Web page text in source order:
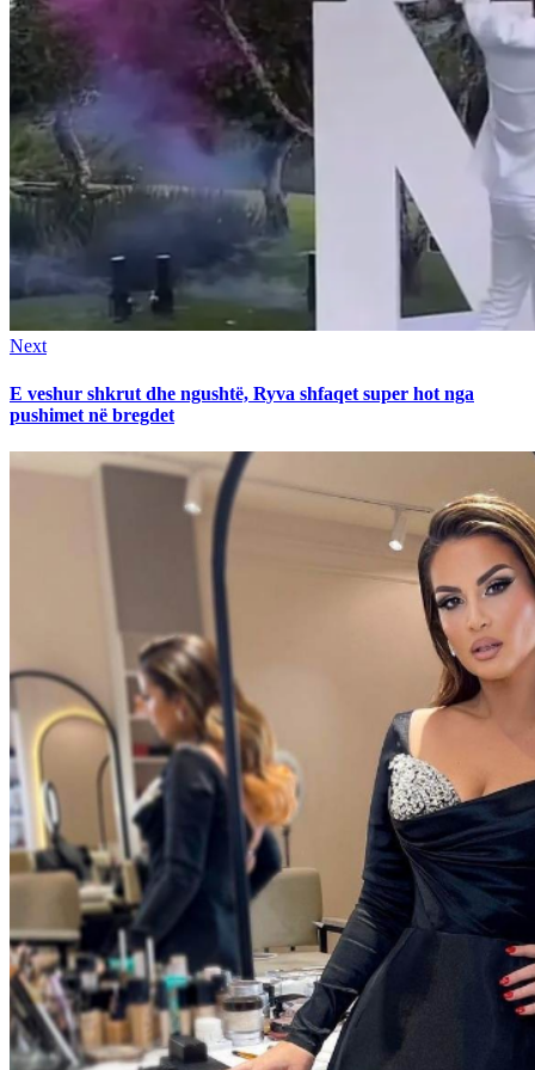
NextNext
E veshur shkrut dhe ngushtë, Ryva shfaqet super hot nga
pushimet në bregdet